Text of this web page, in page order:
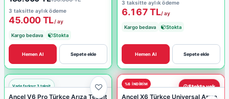
3 taksitte aylık ödeme
45.000 TL/ ay
Kargo bedava Stokta
Sepete ekle
Hemen Al
3 taksitte aylık ödeme
6.167 TL/ ay
Kargo bedava Stokta
Sepete ekle
Hemen Al
Ancel V6 Pro Türkçe Arıza Tespit
%6 INDIRIM Stokta yok
Ancel X6 Türkçe Universal Arıza